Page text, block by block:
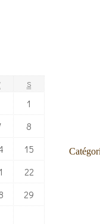
S
1
8
15
22
29